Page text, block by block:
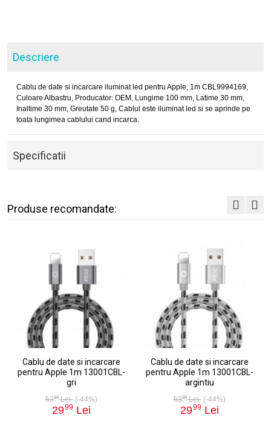
Descriere
Cablu de date si incarcare iluminat led pentru Apple, 1m CBL9994169,
Culoare Albastru, Producator: OEM, Lungime 100 mm, Latime 30 mm,
Inaltime 30 mm, Greutate 50 g, Cablul este iluminat led si se aprinde pe
toata lungimea cablului cand incarca.
Specificatii
Produse recomandate:
Cablu de date si incarcare
pentru Apple 1m 13001CBL-
gri
5398Lei (-44%)
2999 Lei
Cablu de date si incarcare
pentru Apple 1m 13001CBL-
argintiu
5398Lei (-44%)
2999 Lei